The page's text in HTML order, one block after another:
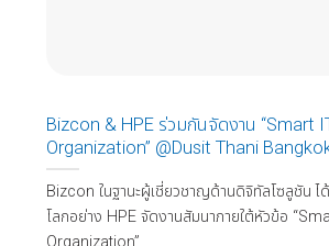
Bizcon & HPE ร่วมกันจัดงาน “Smart
Organization” @Dusit Thani
Bizcon ในฐานะผู้เชี่ยวชาญด้านดิจิทัลโซลูชัน
โลกอย่าง HPE จัดงานสัมนาภายใต้หัวข้อ
Organization”